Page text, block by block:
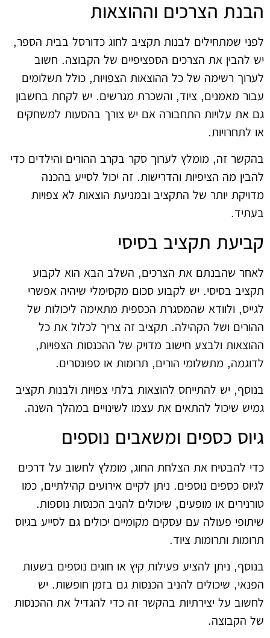
הבנת הצרכים וההוצאות
לפני שמתחילים לבנות תקציב לחוג כדורסל בבית הספר,
יש להבין את הצרכים הספציפיים של הקבוצה. חשוב
לערוך רשימה של כל ההוצאות הצפויות, כולל תשלומים
עבור מאמנים, ציוד, והשכרת מגרשים. יש לקחת בחשבון
גם את עלויות התחבורה אם יש צורך בהסעות למשחקים
או לתחרויות.
בהקשר זה, מומלץ לערוך סקר בקרב ההורים והילדים כדי
להבין מה הציפיות והדרישות. זה יכול לסייע בהכנה
מדויקת יותר של התקציב ובמניעת הוצאות לא צפויות
בעתיד.
קביעת תקציב בסיסי
לאחר שהבנתם את הצרכים, השלב הבא הוא לקבוע
תקציב בסיסי. יש לקבוע סכום מקסימלי שיהיה אפשרי
לגייס, ולוודא שהמסגרת הכספית מתאימה ליכולות של
ההורים ושל הקהילה. תקציב זה צריך לכלול את כל
ההוצאות ולבצע חישוב מדויק של ההכנסות הצפויות,
לדוגמה, מתשלומי הורים, תרומות או ספונסרים.
בנוסף, יש להתייחס להוצאות בלתי צפויות ולבנות תקציב
גמיש שיכול להתאים את עצמו לשינויים במהלך השנה.
גיוס כספים ומשאבים נוספים
כדי להבטיח את הצלחת החוג, מומלץ לחשוב על דרכים
לגיוס כספים נוספים. ניתן לקיים אירועים קהילתיים, כמו
טורנירים או מופעים, שיכולים להניב הכנסות נוספות.
שיתופי פעולה עם עסקים מקומיים יכולים גם לסייע בגיוס
תרומות ותרומות ציוד.
בנוסף, ניתן להציע פעילות קיץ או חוגים נוספים בשעות
הפנאי, שיכולים להניב הכנסות גם בזמן חופשות. יש
לחשוב על יצירתיות בהקשר זה כדי להגדיל את ההכנסות
של הקבוצה.